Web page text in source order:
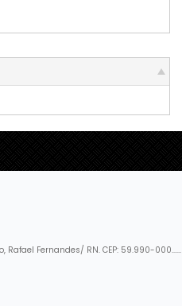
Rafael Fernandes/ RN. CEP: 59.990-000......